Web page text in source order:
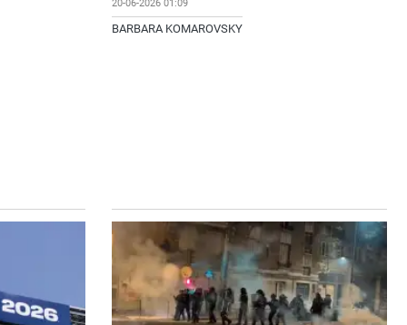
20-06-2026 01:09
BARBARA KOMAROVSKY